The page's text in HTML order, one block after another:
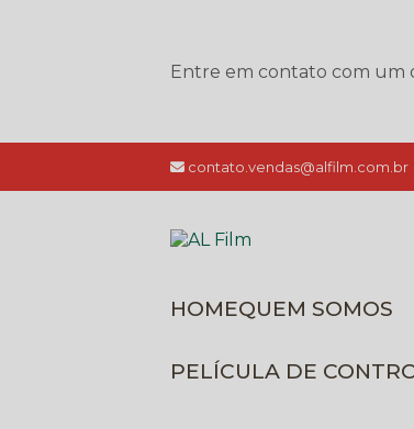
Entre em contato com um
contato.vendas@alfilm.com.br
HOME
QUEM SOMOS
PELÍCULA DE